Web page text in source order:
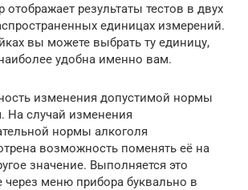
отображает результаты тестов в двух
единицах измерений.
вы можете выбрать ту единицу,
удобна именно вам.
изменения допустимой нормы
На случай изменения
нормы алкоголя
возможность поменять её на
значение. Выполняется это
через меню прибора буквально в